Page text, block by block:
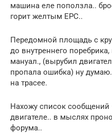
машина еле поползла..
горит желтым EPC..
Передомной площадь с
до внутреннего
мануал., (вырубил
пропала ошибка) ну
на трасее.
Нахожу список
двигателе.. в мыслях
форума..